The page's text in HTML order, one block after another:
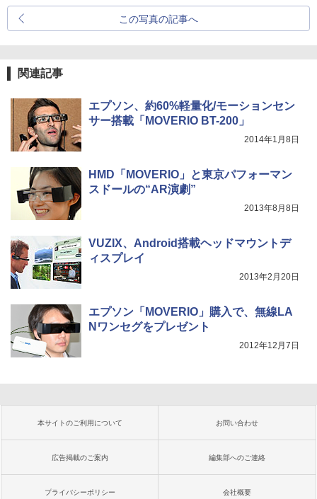
この写真の記事へ
関連記事
エプソン、約60%軽量化/モーションセン
サー搭載「MOVERIO BT-200」
2014年1月8日
HMD「MOVERIO」と東京パフォーマン
スドールの“AR演劇”
2013年8月8日
VUZIX、Android搭載ヘッドマウントデ
ィスプレイ
2013年2月20日
エプソン「MOVERIO」購入で、無線LA
Nワンセグをプレゼント
2012年12月7日
本サイトのご利用について お問い合わせ
広告掲載のご案内 編集部へのご連絡
プライバシーポリシー 会社概要